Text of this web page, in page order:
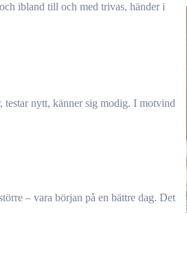
ibland till och med trivas, händer i
testar nytt, känner sig modig. I motvind
– vara början på en bättre dag. Det